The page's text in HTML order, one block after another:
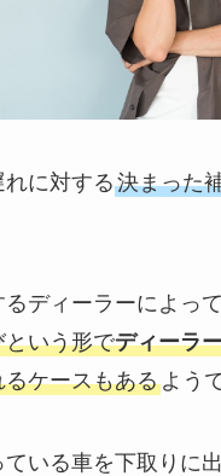
に対する決まった
るディーラーによっ
いう形でディーラ
るケースもあるよう
ている車を下取りに